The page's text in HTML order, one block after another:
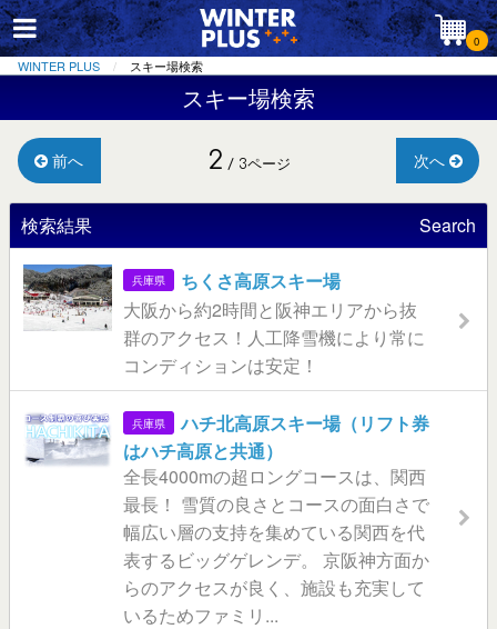
0
WINTER PLUS スキー場検索
スキー場検索
前へ 2 / 3ページ 次へ
検索結果 Search
兵庫県
ちくさ高原スキー場
大阪から約2時間と阪神エリアから抜
群のアクセス！人工降雪機により常に
コンディションは安定！
兵庫県
ハチ北高原スキー場（リフト券
はハチ高原と共通）
全長4000mの超ロングコースは、関西
最長！ 雪質の良さとコースの面白さで
幅広い層の支持を集めている関西を代
表するビッグゲレンデ。 京阪神方面か
らのアクセスが良く、施設も充実して
いるためファミリ...